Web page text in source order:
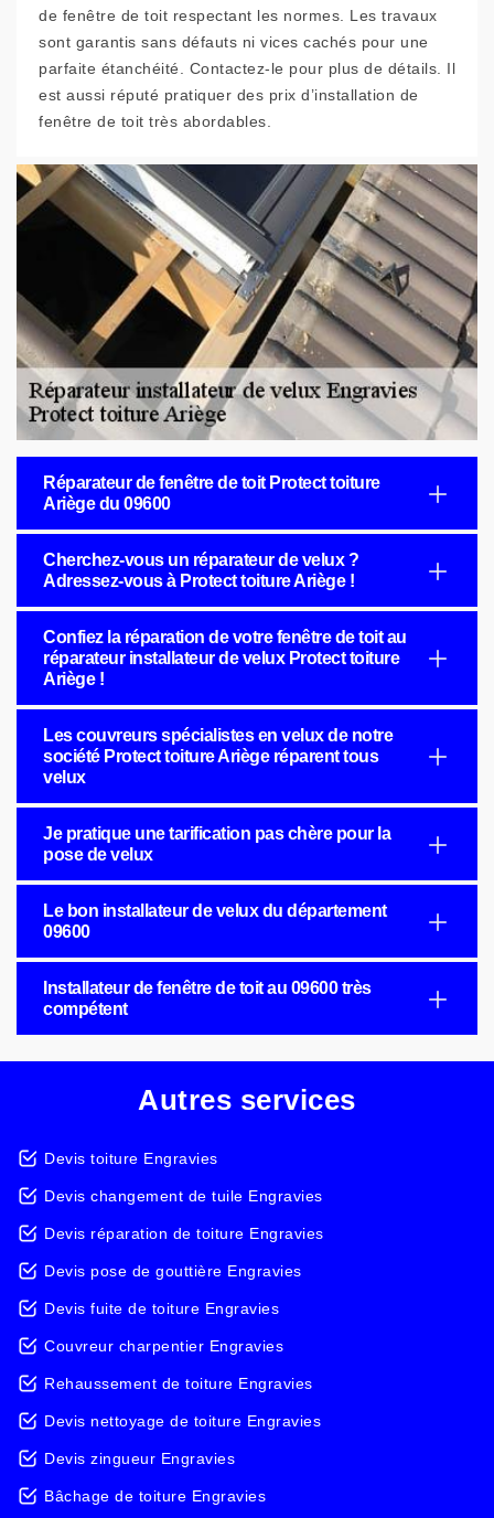
de fenêtre de toit respectant les normes. Les travaux
sont garantis sans défauts ni vices cachés pour une
parfaite étanchéité. Contactez-le pour plus de détails. Il
est aussi réputé pratiquer des prix d’installation de
fenêtre de toit très abordables.
Réparateur de fenêtre de toit Protect toiture
Ariège du 09600
Cherchez-vous un réparateur de velux ?
Adressez-vous à Protect toiture Ariège !
Confiez la réparation de votre fenêtre de toit au
réparateur installateur de velux Protect toiture
Ariège !
Les couvreurs spécialistes en velux de notre
société Protect toiture Ariège réparent tous
velux
Je pratique une tarification pas chère pour la
pose de velux
Le bon installateur de velux du département
09600
Installateur de fenêtre de toit au 09600 très
compétent
Autres services
Devis toiture Engravies
Devis changement de tuile Engravies
Devis réparation de toiture Engravies
Devis pose de gouttière Engravies
Devis fuite de toiture Engravies
Couvreur charpentier Engravies
Rehaussement de toiture Engravies
Devis nettoyage de toiture Engravies
Devis zingueur Engravies
Bâchage de toiture Engravies